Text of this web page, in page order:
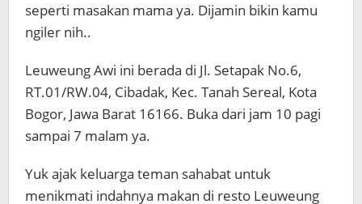
seperti masakan mama ya. Dijamin bikin kamu
ngiler nih..
Leuweung Awi ini berada di Jl. Setapak No.6,
RT.01/RW.04, Cibadak, Kec. Tanah Sereal, Kota
Bogor, Jawa Barat 16166. Buka dari jam 10 pagi
sampai 7 malam ya.
Yuk ajak keluarga teman sahabat untuk
menikmati indahnya makan di resto Leuweung